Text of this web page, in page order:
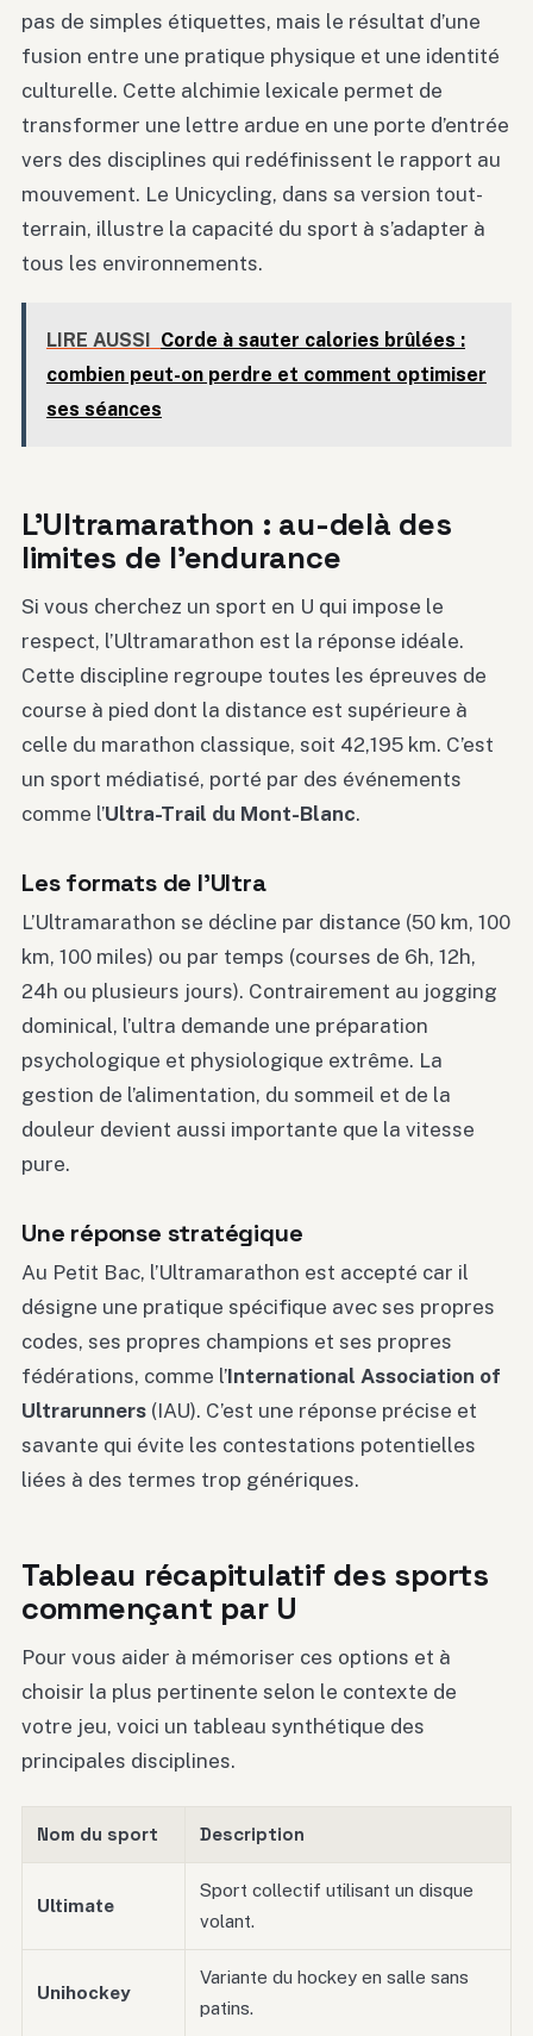
pas de simples étiquettes, mais le résultat d’une
fusion entre une pratique physique et une identité
culturelle. Cette alchimie lexicale permet de
transformer une lettre ardue en une porte d’entrée
vers des disciplines qui redéfinissent le rapport au
mouvement. Le Unicycling, dans sa version tout-
terrain, illustre la capacité du sport à s’adapter à
tous les environnements.
LIRE AUSSI
Corde à sauter calories brûlées :
combien peut-on perdre et comment optimiser
ses séances
L’Ultramarathon : au-delà des
limites de l’endurance
Si vous cherchez un sport en U qui impose le
respect, l’Ultramarathon est la réponse idéale.
Cette discipline regroupe toutes les épreuves de
course à pied dont la distance est supérieure à
celle du marathon classique, soit 42,195 km. C’est
un sport médiatisé, porté par des événements
comme l’Ultra-Trail du Mont-Blanc.
Les formats de l’Ultra
L’Ultramarathon se décline par distance (50 km, 100
km, 100 miles) ou par temps (courses de 6h, 12h,
24h ou plusieurs jours). Contrairement au jogging
dominical, l’ultra demande une préparation
psychologique et physiologique extrême. La
gestion de l’alimentation, du sommeil et de la
douleur devient aussi importante que la vitesse
pure.
Une réponse stratégique
Au Petit Bac, l’Ultramarathon est accepté car il
désigne une pratique spécifique avec ses propres
codes, ses propres champions et ses propres
fédérations, comme l’International Association of
Ultrarunners (IAU). C’est une réponse précise et
savante qui évite les contestations potentielles
liées à des termes trop génériques.
Tableau récapitulatif des sports
commençant par U
Pour vous aider à mémoriser ces options et à
choisir la plus pertinente selon le contexte de
votre jeu, voici un tableau synthétique des
principales disciplines.
Nom du sport Description
Ultimate
Sport collectif utilisant un disque
volant.
Unihockey
Variante du hockey en salle sans
patins.